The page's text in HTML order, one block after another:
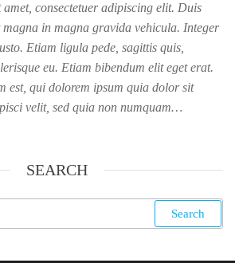
consectetuer adipiscing elit. Duis
in magna gravida vehicula. Integer
Etiam ligula pede, sagittis quis,
eu. Etiam bibendum elit eget erat.
est, qui dolorem ipsum quia dolor sit
velit, sed quia non numquam…
SEARCH